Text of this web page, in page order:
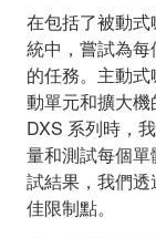
在包括了被動
統中，嘗試為
的任務。主動
動單元和擴大
DXS 系列時，
量和測試每個
試結果，我們
佳限制點。